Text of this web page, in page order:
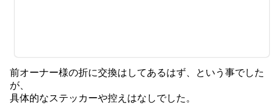
前オーナー様の折に交換はしてあるはず、という事でした
が、
具体的なステッカーや控えはなしでした。